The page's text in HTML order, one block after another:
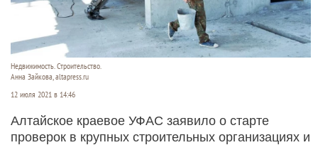
Недвижимость. Строительство.
Анна Зайкова, altapress.ru
12 июля 2021 в 14:46
​Алтайское краевое УФАС заявило о старте
проверок в крупных строительных организациях и